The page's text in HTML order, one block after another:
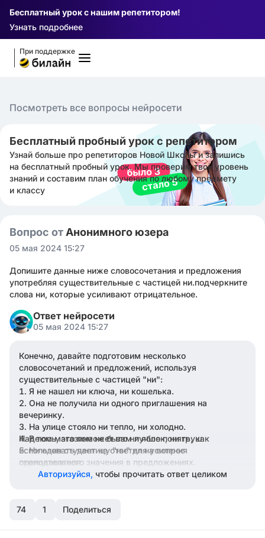
Бесплатный урок с нашим репетитором!
Узнать подробнее
При поддержке
Посмотреть все вопросы нейросети
Бесплатный пробный урок с репетитором
Узнай больше про репетиторов Новой Школы и запишись
на бесплатный пробный урок. Мы проверим твой уровень
знаний и составим план обучения по любому предмету
и классу
Вопрос от Анонимного юзера
05 мая 2024 15:27
Допишите данные ниже словосочетания и предложения
употребляя существительные с частицей ни.подчеркните
слова ни, которые усиливают отрицательное.
Ответ нейросети
05 мая 2024 15:27
Конечно, давайте подготовим несколько
словосочетаний и предложений, используя
существительные с частицей "ни":
Я не нашел ни ключа, ни кошелька.
Она не получила ни одного приглашения на
вечеринку.
На улице стояло ни тепло, ни холодно.
В том магазине не было ни яблок, ни груш.
Ни один студент не ответил на вопрос
преподавателя.
В зале не было ни одной свободной стульчик.
Надеюсь, это поможет вам лучше понять, как
использовать частицу "ни" для усиления
отрицательного значения в предложениях.
Авторизуйся, чтобы прочитать ответ целиком
74 1 Поделиться